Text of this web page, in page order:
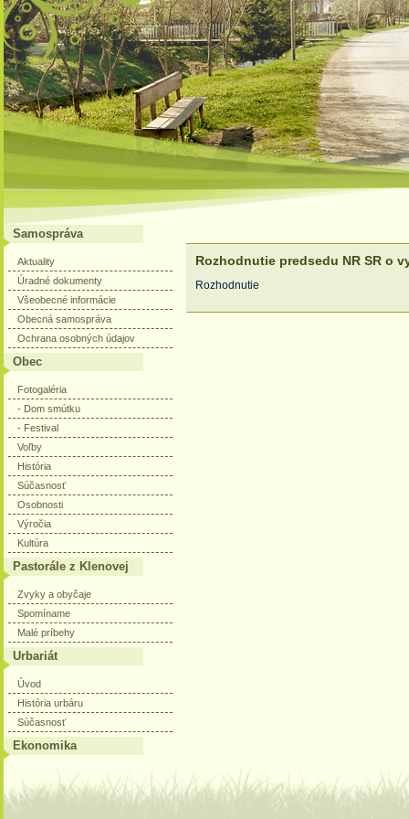
Samospráva
Aktuality
Úradné dokumenty
Všeobecné informácie
Obecná samospráva
Ochrana osobných údajov
Obec
Fotogaléria
- Dom smútku
- Festival
Voľby
História
Súčasnosť
Osobnosti
Výročia
Kultúra
Pastorále z Klenovej
Zvyky a obyčaje
Spomíname
Malé príbehy
Urbariát
Úvod
História urbáru
Súčasnosť
Ekonomika
Rozhodnutie predsedu NR SR o
Rozhodnutie